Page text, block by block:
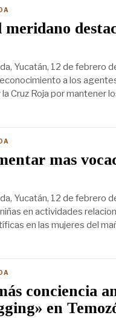
Yucatán, 12 de febrero
a los
Cruz Roja por mantener
mas
Yucatán, 12 de febrero
en actividades
en las mujeres del
conciencia
en